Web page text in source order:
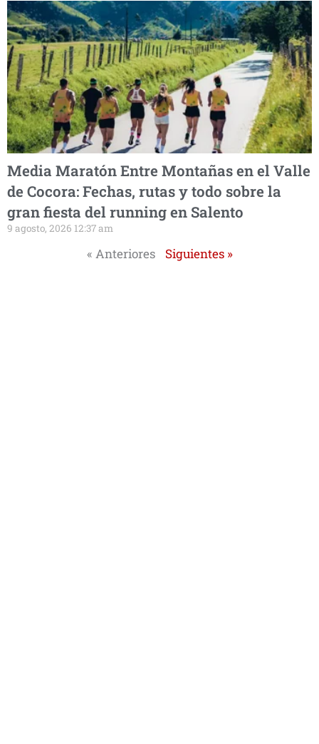
Media Maratón Entre Montañas en el Valle
de Cocora: Fechas, rutas y todo sobre la
gran fiesta del running en Salento
9 agosto, 2026 12:37 am
« Anteriores Siguientes »